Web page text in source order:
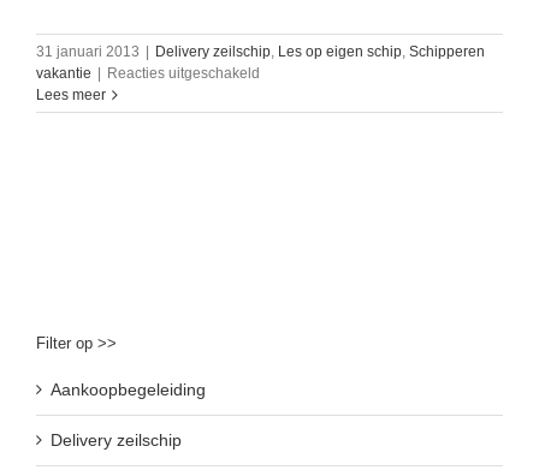
31 januari 2013 Delivery zeilschip, Les op eigen schip, Schipperen
vakantie
Reacties uitgeschakeld
een
Lees meer
Filter op >>
Aankoopbegeleiding
Delivery zeilschip